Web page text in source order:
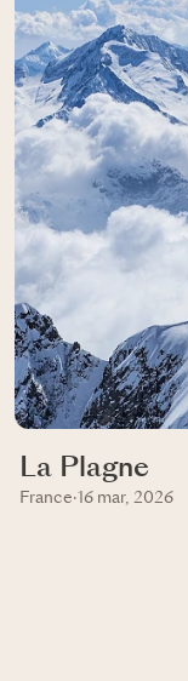
La Plagne
France·16 mar, 2026